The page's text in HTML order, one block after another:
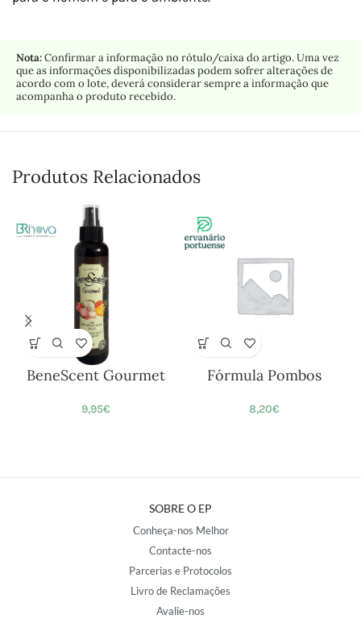
Nota:Confirmar a informação no rótulo/caixa do artigo. Uma vez
que as informações disponibilizadas podem sofrer alterações de
acordo com o lote, deverá considerar sempre a informação que
acompanha o produto recebido.
Produtos Relacionados
BeneScent Gourmet
9,95€
Fórmula Pombos
8,20€
SOBRE O EP
Conheça-nos Melhor
Contacte-nos
Parcerias e Protocolos
Livro de Reclamações
Avalie-nos